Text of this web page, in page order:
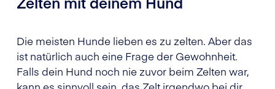
Die meisten Hunde lieben es zu zelten. Aber das
ist natürlich auch eine Frage der Gewohnheit.
Falls dein Hund noch nie zuvor beim Zelten war,